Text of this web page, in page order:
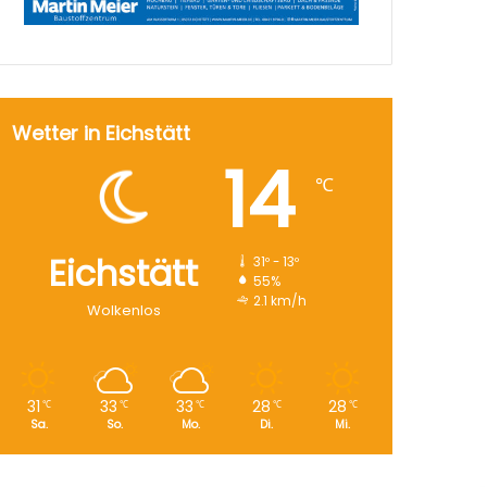
Wetter in Eichstätt
Eichstätt
Wolkenlos
14 ℃
31º - 13º
55%
2.1 km/h
31 ℃
Sa.
33 ℃
So.
33 ℃
Mo.
28 ℃
Di.
28 ℃
Mi.